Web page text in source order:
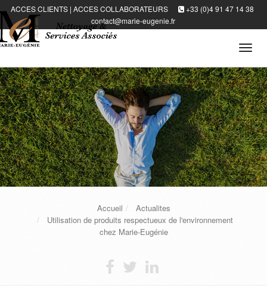
ACCES CLIENTS| ACCES COLLABORATEURS
+33 (0)4 91 47 14 38
contact@marie-eugenie.fr
Accueil
Actualites
Utilisation de produits respectueux de l'environnement
chez Marie-Eugénie